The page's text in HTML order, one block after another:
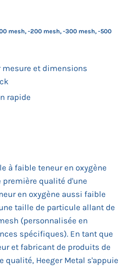
mesh, -200 mesh, -300 mesh, -500
et dimensions
rapide
à faible teneur en oxygène
qualité d'une
en oxygène aussi faible
taille de particule allant de
(personnalisée en
spécifiques). En tant que
et fabricant de produits de
qualité, Heeger Metal s'appuie